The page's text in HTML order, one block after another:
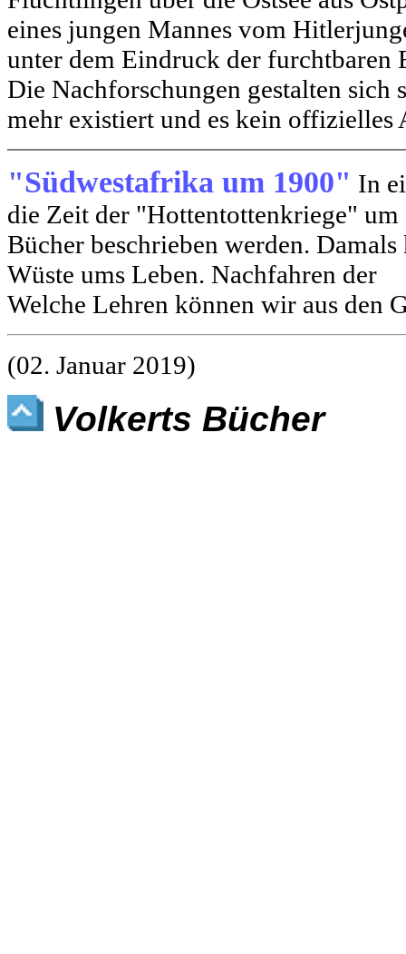
eines jungen Mannes vom
unter dem Eindruck der furchtbaren
Die Nachforschungen gestalten sich
mehr existiert und es kein offizielles
"Südwestafrika um 1900" In
die Zeit der "Hottentottenkriege"
Bücher beschrieben werden.
Wüste ums Leben. Nachfahren der
Welche Lehren können wir aus den
(02. Januar 2019)
Volkerts Bücher